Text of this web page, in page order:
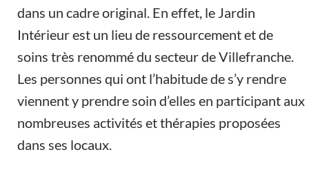
dans un cadre original. En effet, le Jardin
Intérieur est un lieu de ressourcement et de
soins très renommé du secteur de Villefranche.
Les personnes qui ont l’habitude de s’y rendre
viennent y prendre soin d’elles en participant aux
nombreuses activités et thérapies proposées
dans ses locaux.